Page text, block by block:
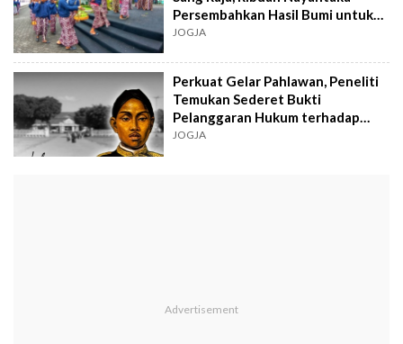
Persembahkan Hasil Bumi untuk
Sri Sultan
JOGJA
Perkuat Gelar Pahlawan, Peneliti
Temukan Sederet Bukti
Pelanggaran Hukum terhadap
Sultan HB II
JOGJA